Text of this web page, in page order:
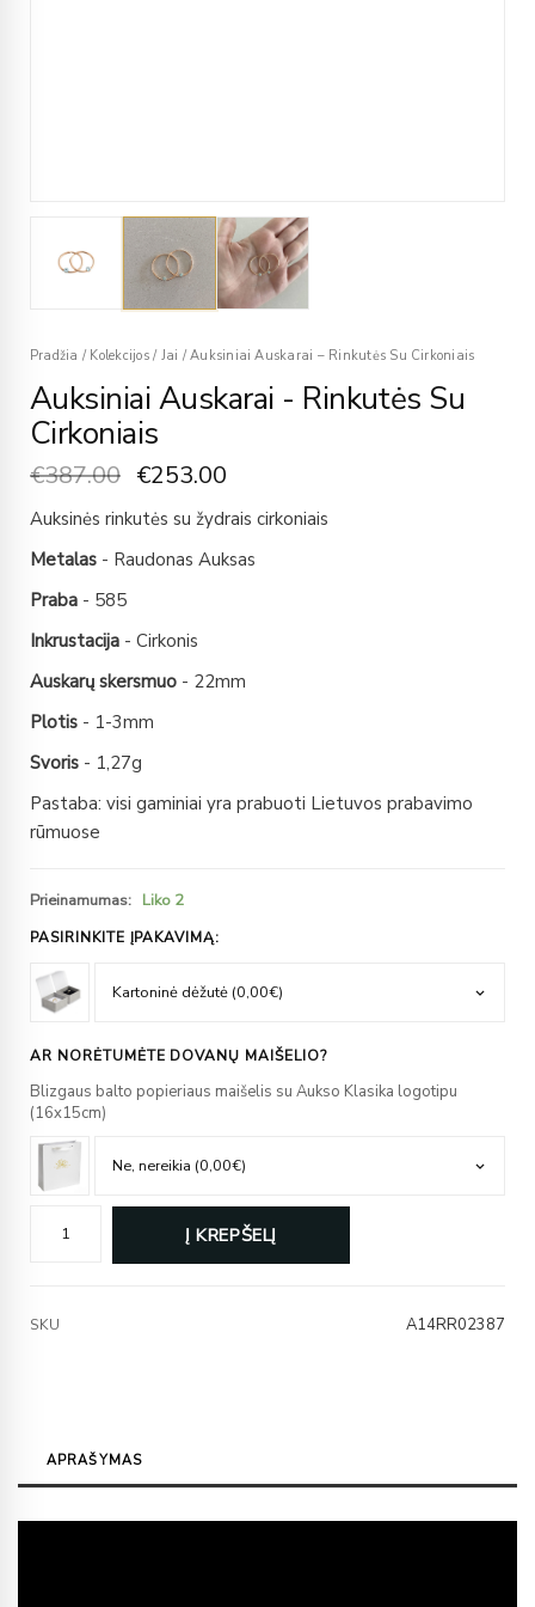
Pradžia / Kolekcijos / Jai /Auksiniai Auskarai – Rinkutės Su Cirkoniais
Auksiniai Auskarai - Rinkutės Su
Cirkoniais
€387.00 €253.00
Auksinės rinkutės su žydrais cirkoniais
Metalas - Raudonas Auksas
Praba - 585
Inkrustacija - Cirkonis
Auskarų skersmuo - 22mm
Plotis - 1-3mm
Svoris - 1,27g
Pastaba: visi gaminiai yra prabuoti Lietuvos prabavimo
rūmuose
Prieinamumas: Liko 2
PASIRINKITE ĮPAKAVIMĄ:
AR NORĖTUMĖTE DOVANŲ MAIŠELIO?
Blizgaus balto popieriaus maišelis su Aukso Klasika logotipu
(16x15cm)
Į KREPŠELĮ
SKU A14RR02387
APRAŠYMAS